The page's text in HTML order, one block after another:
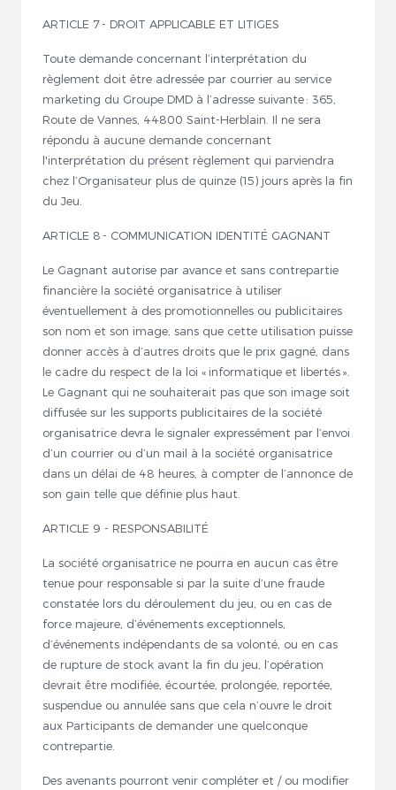
ARTICLE 7 - DROIT APPLICABLE ET LITIGES
Toute demande concernant l’interprétation du
règlement doit être adressée par courrier au service
marketing du Groupe DMD à l’adresse suivante : 365,
Route de Vannes, 44800 Saint-Herblain. Il ne sera
répondu à aucune demande concernant
l'interprétation du présent règlement qui parviendra
chez l’Organisateur plus de quinze (15) jours après la fin
du Jeu.
ARTICLE 8 - COMMUNICATION IDENTITÉ GAGNANT
Le Gagnant autorise par avance et sans contrepartie
financière la société organisatrice à utiliser
éventuellement à des promotionnelles ou publicitaires
son nom et son image, sans que cette utilisation puisse
donner accès à d’autres droits que le prix gagné, dans
le cadre du respect de la loi « informatique et libertés ».
Le Gagnant qui ne souhaiterait pas que son image soit
diffusée sur les supports publicitaires de la société
organisatrice devra le signaler expressément par l’envoi
d’un courrier ou d’un mail à la société organisatrice
dans un délai de 48 heures, à compter de l’annonce de
son gain telle que définie plus haut.
ARTICLE 9 - RESPONSABILITÉ
La société organisatrice ne pourra en aucun cas être
tenue pour responsable si par la suite d’une fraude
constatée lors du déroulement du jeu, ou en cas de
force majeure, d’événements exceptionnels,
d’événements indépendants de sa volonté, ou en cas
de rupture de stock avant la fin du jeu, l’opération
devrait être modifiée, écourtée, prolongée, reportée,
suspendue ou annulée sans que cela n’ouvre le droit
aux Participants de demander une quelconque
contrepartie.
Des avenants pourront venir compléter et / ou modifier